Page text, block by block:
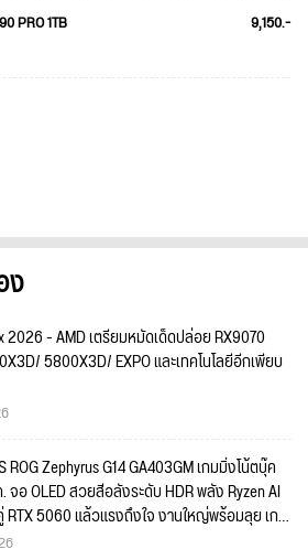
PRO 1TB 9,150.-
ง
2026 - AMD เตรียมหมัดเด็ดปล่อย RX9070
5800X3D/ EXPO และเทคโนโลยีอีกเพียบ
ROG Zephyrus G14 GA403GM เกมมิ่งโน้ตบุ๊ค
. จอ OLED สวยสีอลังระดับ HDR พลัง Ryzen AI
RTX 5060 แล้วแรงถึงใจ งานใหญ่พร้อมลุย เกม
น!!